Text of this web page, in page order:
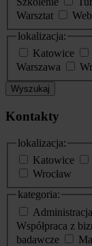
Warsztat
lokalizacja:
Katowice
Warszawa
Wyszukaj
Kontakty
lokalizacja:
Katowice
Wrocław
kategoria:
Administracja
Współpraca z
badawcze